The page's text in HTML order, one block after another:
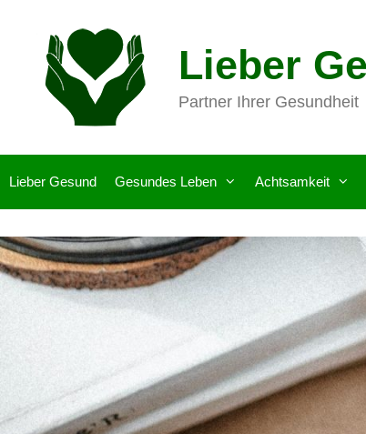
springen
Lieber
Partner Ihrer Gesundheit
Lieber Gesund Gesundes Leben Achtsamkeit